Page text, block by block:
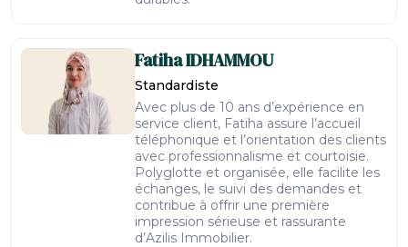
FatihaIDHAMMOU
Standardiste
Avec plus de 10 ans d’expérience en
service client, Fatiha assure l’accueil
téléphonique et l’orientation des clients
avec professionnalisme et courtoisie.
Polyglotte et organisée, elle facilite les
échanges, le suivi des demandes et
contribue à offrir une première
impression sérieuse et rassurante
d’Azilis Immobilier.